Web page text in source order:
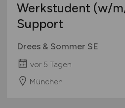
Werkstudent (w/
Support
Drees & Sommer SE
vor 5 Tagen
München